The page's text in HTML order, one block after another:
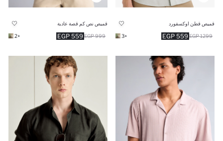
قميص قطن اوكسفورد
559 EGP 1299 EGP
+3
قميص نص كم قصة عادية
559 EGP 999 EGP
+2